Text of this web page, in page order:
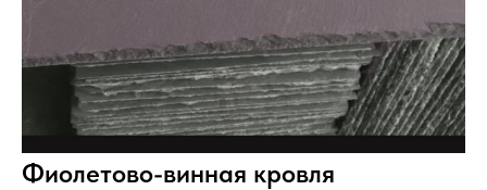
Фиолетово-винная кровля